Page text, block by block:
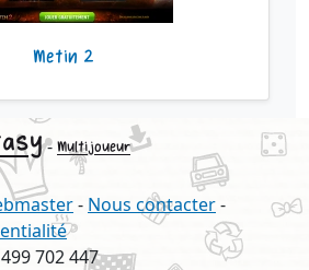
Metin 2
- Multijoueur
- Nous contacter-
702 447